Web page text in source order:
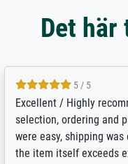
Det här
4.8 / 5
So, I ordered a large
Annunciation by Fra
very large and popular
"art/poster" site